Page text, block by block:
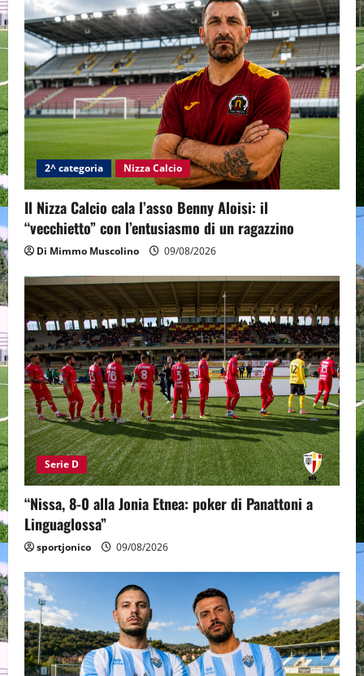
2^ categoria Nizza Calcio
Il Nizza Calcio cala l’asso Benny Aloisi: il
“vecchietto” con l’entusiasmo di un ragazzino
Di Mimmo Muscolino 09/08/2026
Serie D
“Nissa, 8-0 alla Jonia Etnea: poker di Panattoni a
Linguaglossa”
sportjonico 09/08/2026